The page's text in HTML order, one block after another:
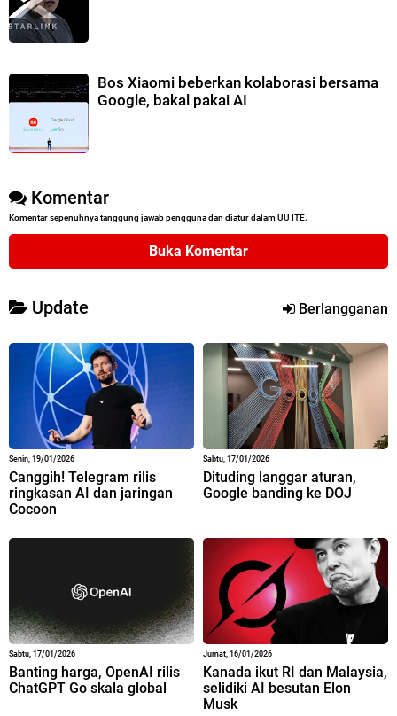
Bos Xiaomi beberkan kolaborasi bersama
Google, bakal pakai AI
Komentar
Komentar sepenuhnya tanggung jawab pengguna dan diatur dalam UU ITE.
Buka Komentar
Update Berlangganan
Senin, 19/01/2026
Canggih! Telegram rilis
ringkasan AI dan jaringan
Cocoon
Sabtu, 17/01/2026
Dituding langgar aturan,
Google banding ke DOJ
Sabtu, 17/01/2026
Banting harga, OpenAI rilis
ChatGPT Go skala global
Jumat, 16/01/2026
Kanada ikut RI dan Malaysia,
selidiki AI besutan Elon
Musk